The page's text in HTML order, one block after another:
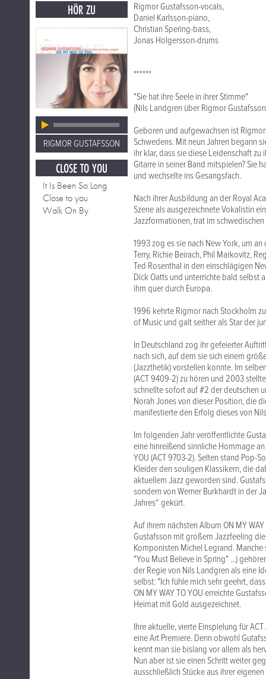
HÖR ZU
RIGMOR GUSTAFSSON
CLOSE TO YOU
It Is Been So Long
Close to you
Walk On By
Rigmor Gustafsson-vocals,
Daniel Karlsson-piano,
Christian Spering-bass,
Jonas Holgersson-drums
******
"Sie hat ihre Seele in ihrer Stimme"
(Nils Landgren über Rigmor
Geboren und aufgewachsen ist
Schwedens. Mit neun Jahren begann
ihr klar, dass sie diese Leidenschaft
Gitarre in seiner Band mitspielen? Sie
und wechselte ins Gesangsfach.
Nach ihrer Ausbildung an der Royal
Szene als ausgezeichnete Vokalistin
Jazzformationen, trat im
1993 zog es sie nach New York, um
Terry, Richie Beirach, Phil Markovitz,
Ted Rosenthal in den einschlägigen
Dick Oatts und unterrichte bald selbst
ihm quer durch Europa.
1996 kehrte Rigmor nach Stockholm
of Music und galt seither als Star der
In Deutschland zog ihr gefeierter
nach sich, auf dem sie sich einem
(Jazzthetik) vorstellen konnte. Im
(ACT 9409-2) zu hören und 2003 stellte
schnellte sofort auf #2 der deutschen
Norah Jones von dieser Position, die
manifestierte den Erfolg dieses von
Im folgenden Jahr veröffentlichte
eine hinreißend sinnliche Hommage
YOU (ACT 9703-2). Selten stand Pop-
Kleider den souligen Klassikern, die
aktuellem Jazz geworden sind.
sondern von Werner Burkhardt in der
Jahres“ gekürt.
Auf ihrem nächsten Album ON MY
Gustafsson mit großem Jazzfeeling
Komponisten Michel Legrand.
"You Must Believe in Spring" ...)
der Regie von Nils Landgren als eine
selbst: "Ich fühle mich sehr geehrt,
ON MY WAY TO YOU erreichte
Heimat mit Gold ausgezeichnet.
Ihre aktuelle, vierte Einspielung für
eine Art Premiere. Denn obwohl
kennt man sie bislang vor allem als
Nun aber ist sie einen Schritt weiter
ausschließlich Stücke aus ihrer